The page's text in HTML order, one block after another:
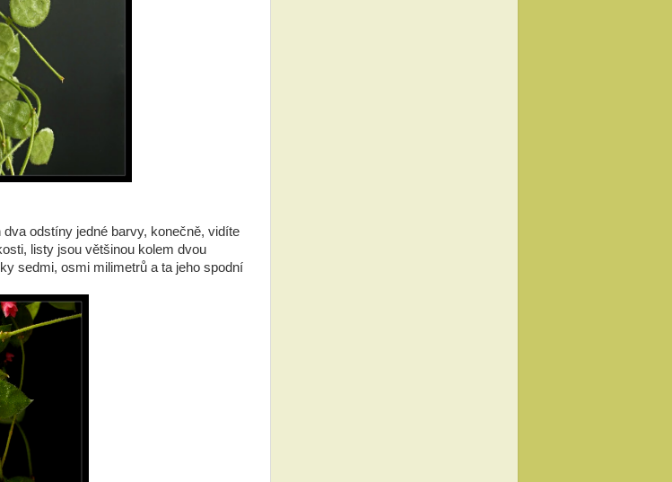
odstíny jedné barvy, konečně, vidíte
listy jsou většinou kolem dvou
sedmi, osmi milimetrů a ta jeho spodní